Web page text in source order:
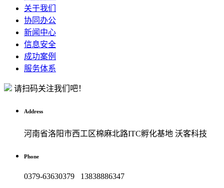
关于我们
协同办公
新闻中心
信息安全
成功案例
服务体系
请扫码关注我们吧！
Address
河南省洛阳市西工区棉麻北路ITC孵化基地 沃客科技
Phone
0379-63630379 13838886347